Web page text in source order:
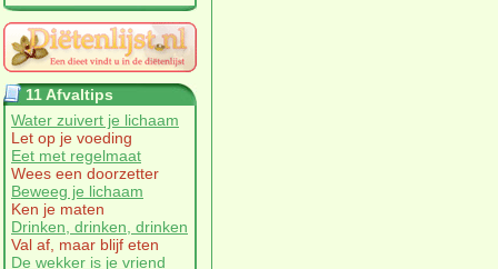
11 Afvaltips
Water zuivert je lichaam
Let op je voeding
Eet met regelmaat
Wees een doorzetter
Beweeg je lichaam
Ken je maten
Drinken, drinken, drinken
Val af, maar blijf eten
De wekker is je vriend